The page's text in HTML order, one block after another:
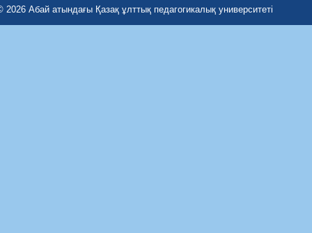
2026 Абай атындағы Қазақ ұлттық педагогикалық университеті